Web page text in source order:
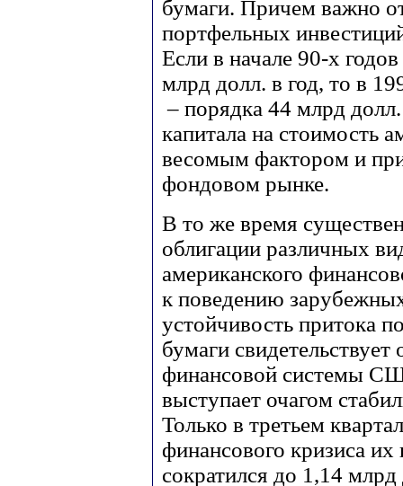
бумаги. Причем важно
портфельных
Если в начале 90-х
млрд долл. в год, то в
– порядка 44 млрд
капитала на стоимость
весомым фактором и
фондовом рынке.
В то же время
облигации различных
американского
к поведению
устойчивость притока
бумаги
финансовой системы
выступает очагом
Только в третьем
финансового кризиса
сократился до 1,14